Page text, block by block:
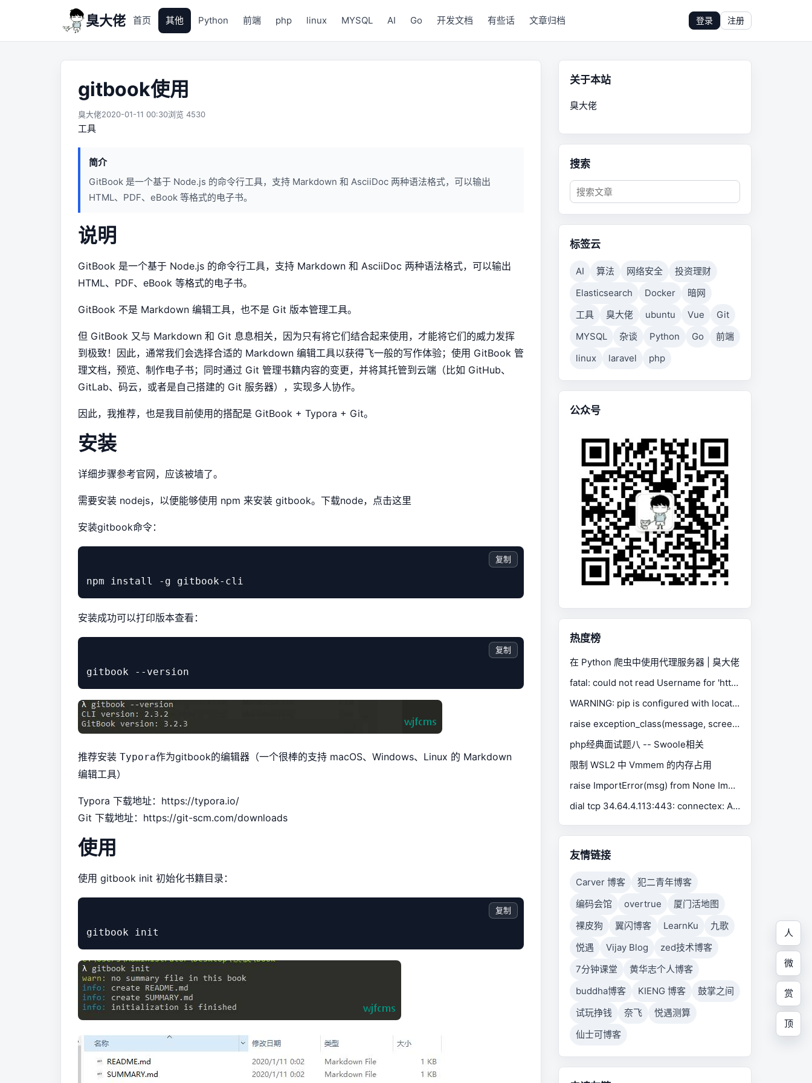
臭大佬 首页 其他 Python 前端 php linux MYSQL AI Go 开发文档 有些话 文章归档 登录 注册
gitbook使用
臭大佬2020-01-11 00:30浏览 4530
工具
简介
GitBook 是一个基于 Node.js 的命令行工具，支持 Markdown 和 AsciiDoc 两种语法格式，可以输出
HTML、PDF、eBook 等格式的电子书。
说明
GitBook 是一个基于 Node.js 的命令行工具，支持 Markdown 和 AsciiDoc 两种语法格式，可以输出
HTML、PDF、eBook 等格式的电子书。
GitBook 不是 Markdown 编辑工具，也不是 Git 版本管理工具。
但 GitBook 又与 Markdown 和 Git 息息相关，因为只有将它们结合起来使用，才能将它们的威力发挥
到极致！因此，通常我们会选择合适的 Markdown 编辑工具以获得飞一般的写作体验；使用 GitBook 管
理文档，预览、制作电子书；同时通过 Git 管理书籍内容的变更，并将其托管到云端（比如 GitHub、
GitLab、码云，或者是自己搭建的 Git 服务器），实现多人协作。
因此，我推荐，也是我目前使用的搭配是 GitBook + Typora + Git。
安装
详细步骤参考官网 ，应该被墙了。
需要安装 nodejs，以便能够使用 npm 来安装 gitbook。下载node， 点击这里
安装gitbook命令：
复制
安装成功可以打印版本查看：
复制
推荐安装 Typora作为gitbook的编辑器（一个很棒的支持 macOS、Windows、Linux 的 Markdown
编辑工具）
Typora 下载地址： https://typora.io/
Git 下载地址： https://git-scm.com/downloads
使用
使用 gitbook init 初始化书籍目录：
复制
关于本站
臭大佬
搜索
标签云
AI 算法 网络安全
投资理财
Elasticsearch
Docker
暗网
工具
臭大佬 ubuntu Vue
Git
MYSQL
杂谈 Python Go
前端
linux
laravel php
公众号
热度榜
在 Python 爬虫中使用代理服务器 | 臭大佬
fatal: could not read Username for 'https://gitee.com': No such device or address
WARNING: pip is configured with locations that require TLS/SSL, however the ssl module in Python is not available.
raise exception_class(message, screen, stacktrace) selenium.common.exceptions.SessionNotCreatedException
php经典面试题八 -- Swoole相关
限制 WSL2 中 Vmmem 的内存占用
raise ImportError(msg) from None ImportError: Missing optional dependency 'xlrd'. Install xlrd >= 1.0.0 for Excel support Use pip or conda to install xlrd.
dial tcp 34.64.4.113:443: connectex: A connection attempt failed because the connected party did not properly respond after a period of time, or established connection failed because connected host has failed to respond.
友情链接
Carver 博客
犯二青年博客
编码会馆
overtrue
厦门活地图
裸皮狗
翼闪博客 LearnKu
九歌
悦遇
Vijay Blog
zed技术博客
7分钟课堂
黄华志个人博客
buddha博客
KIENG 博客
鼓掌之间
试玩挣钱
奈飞
悦遇测算
仙士可博客
人
微
赏
顶